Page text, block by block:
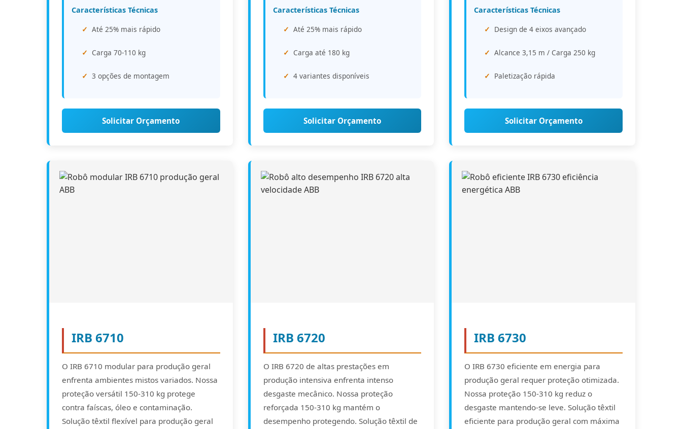
Características Técnicas
Até 25% mais rápido
Carga 70-110 kg
3 opções de montagem
Solicitar Orçamento
Características Técnicas
Até 25% mais rápido
Carga até 180 kg
4 variantes disponíveis
Solicitar Orçamento
Características Técnicas
Design de 4 eixos avançado
Alcance 3,15 m / Carga 250 kg
Paletização rápida
Solicitar Orçamento
IRB 6710
O IRB 6710 modular para produção geral
enfrenta ambientes mistos variados. Nossa
proteção versátil 150-310 kg protege
contra faíscas, óleo e contaminação.
Solução têxtil flexível para produção geral
IRB 6720
O IRB 6720 de altas prestações em
produção intensiva enfrenta intenso
desgaste mecânico. Nossa proteção
reforçada 150-310 kg mantém o
desempenho protegendo. Solução têxtil de
IRB 6730
O IRB 6730 eficiente em energia para
produção geral requer proteção otimizada.
Nossa proteção 150-310 kg reduz o
desgaste mantendo-se leve. Solução têxtil
eficiente para produção geral com máxima